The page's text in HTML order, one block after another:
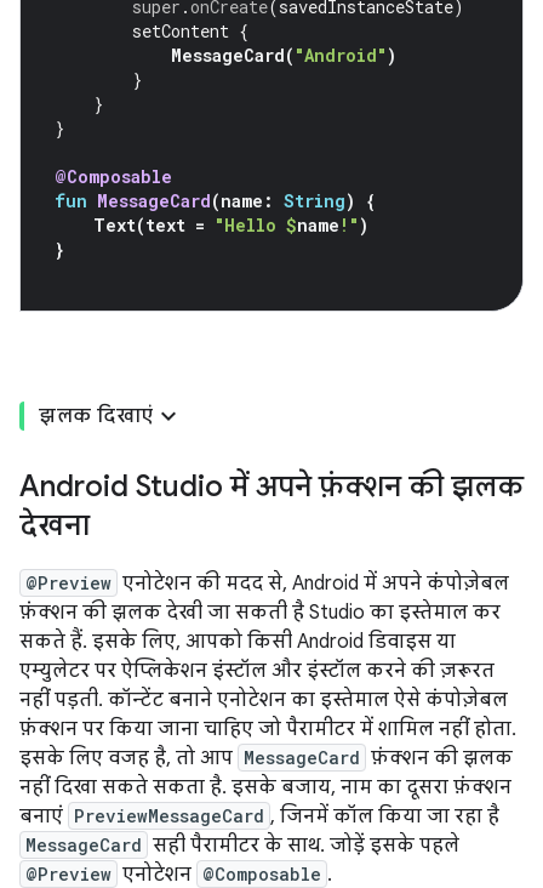
super .onCreate( savedInstanceState)
setContent {
MessageCard( "Android" )
}
}
}
@Composable
fun MessageCard(name : String)
{
Text(text = "Hello $name !" )
}
झलक दिखाएं
Android Studio में अपने फ़ंक्शन की झलक
देखना
@Preview एनोटेशन की मदद से, Android में अपने कंपोज़ेबल
फ़ंक्शन की झलक देखी जा सकती है Studio का इस्तेमाल कर
सकते हैं. इसके लिए, आपको किसी Android डिवाइस या
एम्युलेटर पर ऐप्लिकेशन इंस्टॉल और इंस्टॉल करने की ज़रूरत
नहीं पड़ती. कॉन्टेंट बनाने एनोटेशन का इस्तेमाल ऐसे कंपोज़ेबल
फ़ंक्शन पर किया जाना चाहिए जो पैरामीटर में शामिल नहीं होता.
इसके लिए वजह है, तो आप MessageCard फ़ंक्शन की झलक
नहीं दिखा सकते सकता है. इसके बजाय, नाम का दूसरा फ़ंक्शन
बनाएं PreviewMessageCard , जिनमें कॉल किया जा रहा है
MessageCard सही पैरामीटर के साथ. जोड़ें इसके पहले
@Preview एनोटेशन @Composable .